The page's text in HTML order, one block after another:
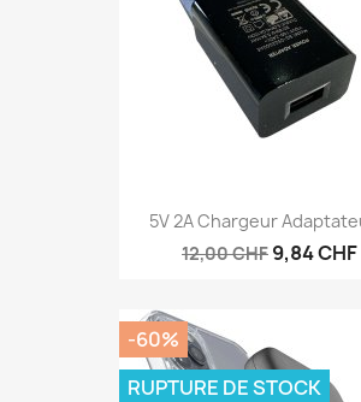
5V 2A Chargeur
12,00 CHF 9,84 CHF
-60%
RUPTURE DE STOCK